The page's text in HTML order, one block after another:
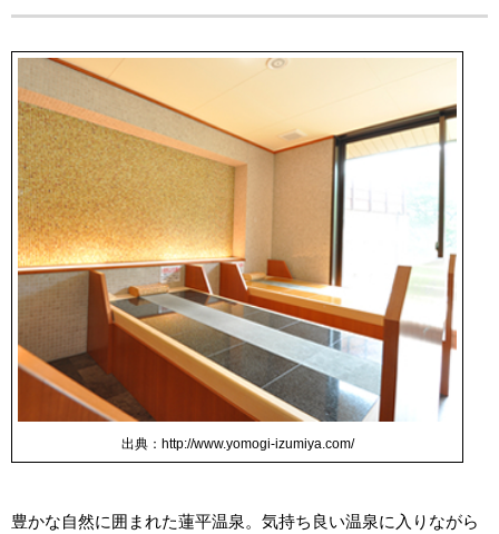
出典：http://www.yomogi-izumiya.com/
豊かな自然に囲まれた蓮平温泉。気持ち良い温泉に入りながら